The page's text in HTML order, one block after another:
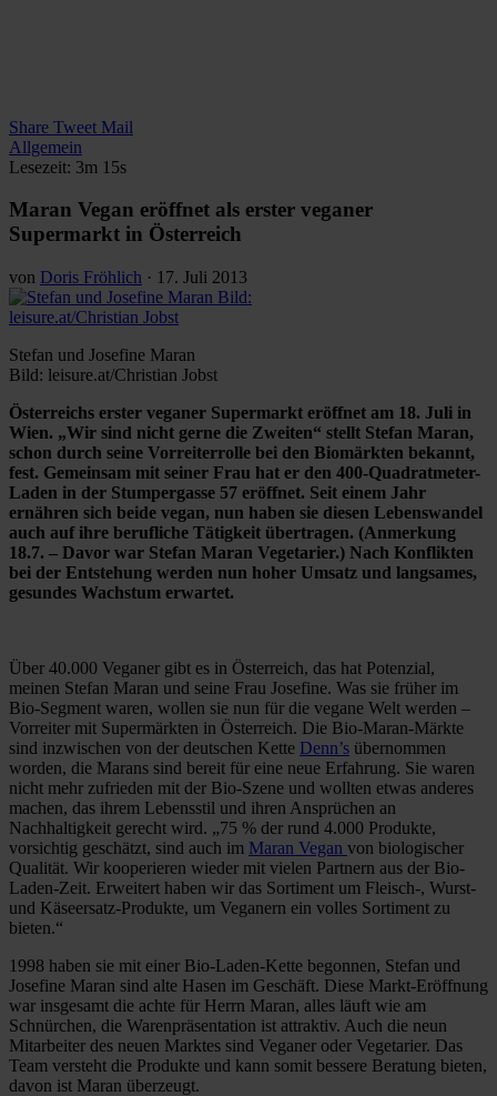
Share Tweet Mail
Allgemein
Lesezeit: 3m 15s
Maran Vegan eröffnet als erster veganer
Supermarkt in Österreich
von Doris Fröhlich · 17. Juli 2013
Stefan und Josefine Maran
Bild: leisure.at/Christian Jobst
Österreichs erster veganer Supermarkt eröffnet am 18. Juli in
Wien. „Wir sind nicht gerne die Zweiten“ stellt Stefan Maran,
schon durch seine Vorreiterrolle bei den Biomärkten bekannt,
fest. Gemeinsam mit seiner Frau hat er den 400-Quadratmeter-
Laden in der Stumpergasse 57 eröffnet. Seit einem Jahr
ernähren sich beide vegan, nun haben sie diesen Lebenswandel
auch auf ihre berufliche Tätigkeit übertragen. (Anmerkung
18.7. – Davor war Stefan Maran Vegetarier.) Nach Konflikten
bei der Entstehung werden nun hoher Umsatz und langsames,
gesundes Wachstum erwartet.
Über 40.000 Veganer gibt es in Österreich, das hat Potenzial,
meinen Stefan Maran und seine Frau Josefine. Was sie früher im
Bio-Segment waren, wollen sie nun für die vegane Welt werden –
Vorreiter mit Supermärkten in Österreich. Die Bio-Maran-Märkte
sind inzwischen von der deutschen Kette Denn’s übernommen
worden, die Marans sind bereit für eine neue Erfahrung. Sie waren
nicht mehr zufrieden mit der Bio-Szene und wollten etwas anderes
machen, das ihrem Lebensstil und ihren Ansprüchen an
Nachhaltigkeit gerecht wird. „75 % der rund 4.000 Produkte,
vorsichtig geschätzt, sind auch im Maran Vegan von biologischer
Qualität. Wir kooperieren wieder mit vielen Partnern aus der Bio-
Laden-Zeit. Erweitert haben wir das Sortiment um Fleisch-, Wurst-
und Käseersatz-Produkte, um Veganern ein volles Sortiment zu
bieten.“
1998 haben sie mit einer Bio-Laden-Kette begonnen, Stefan und
Josefine Maran sind alte Hasen im Geschäft. Diese Markt-Eröffnung
war insgesamt die achte für Herrn Maran, alles läuft wie am
Schnürchen, die Warenpräsentation ist attraktiv. Auch die neun
Mitarbeiter des neuen Marktes sind Veganer oder Vegetarier. Das
Team versteht die Produkte und kann somit bessere Beratung bieten,
davon ist Maran überzeugt.